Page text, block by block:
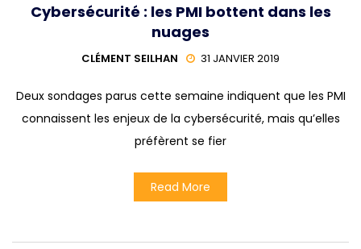
Cybersécurité : les PMI bottent dans les
nuages
CLÉMENT SEILHAN 31 JANVIER 2019
Deux sondages parus cette semaine indiquent que les PMI
connaissent les enjeux de la cybersécurité, mais qu’elles
préfèrent se fier
Read More